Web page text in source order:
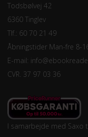
Todsbølvej 42
6360 Tinglev
Tlf.: 60 70 21 49
Åbningstider Man-fre 8-
E-mail:
CVR. 37 97 03 36
I samarbejde med Saxo